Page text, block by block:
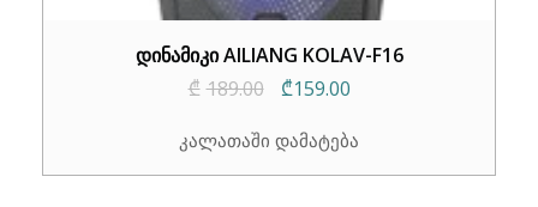
დინამიკი AILIANG KOLAV-F16
₾ 189.00
Original
was:
₾159.00Current
is:
კალათაში დამატება